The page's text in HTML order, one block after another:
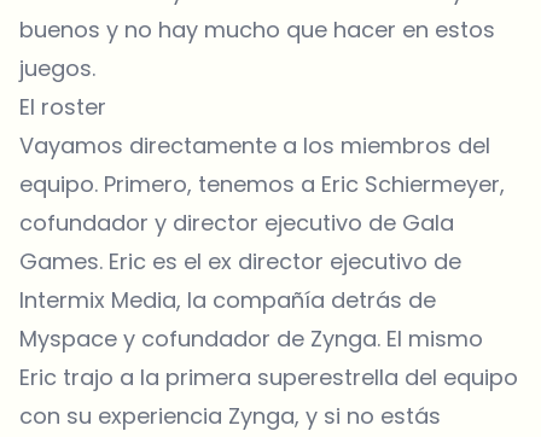
buenos y no hay mucho que hacer en estos
juegos.
El roster
Vayamos directamente a los miembros del
equipo. Primero, tenemos a Eric Schiermeyer,
cofundador y director ejecutivo de Gala
Games. Eric es el ex director ejecutivo de
Intermix Media, la compañía detrás de
Myspace y cofundador de Zynga. El mismo
Eric trajo a la primera superestrella del equipo
con su experiencia Zynga, y si no estás